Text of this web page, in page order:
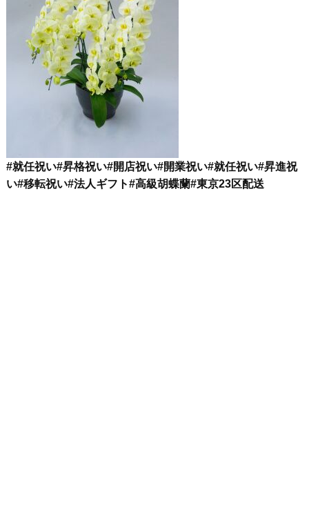
#就任祝い#昇格祝い#開店祝い#開業祝い#就任祝い#昇進祝
い#移転祝い#法人ギフト#高級胡蝶蘭#東京23区配送